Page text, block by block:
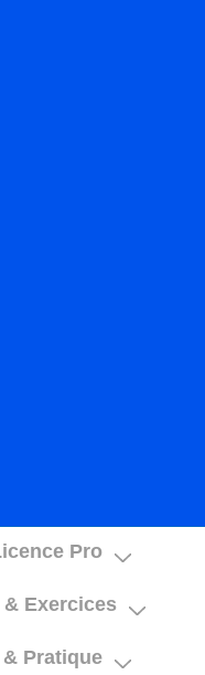
Pro
Exercices
Pratique